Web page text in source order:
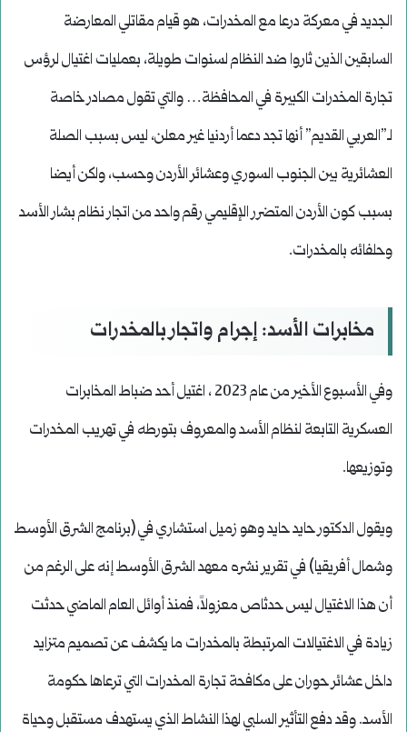
الجديد في معركة درعا مع المخدرات، هو قيام مقاتلي المعارضة
السابقين الذين ثاروا ضد النظام لسنوات طويلة، بعمليات اغتيال لرؤس
تجارة المخدرات الكبيرة في المحافظة… والتي تقول مصادر خاصة
لـ”العربي القديم” أنها تجد دعما أردنيا غير معلن، ليس بسبب الصلة
العشائرية بين الجنوب السوري وعشائر الأردن وحسب، ولكن أيضا
بسبب كون الأردن المتضرر الإقليمي رقم واحد من اتجار نظام بشار الأسد
وحلفائه بالمخدرات.
مخابرات الأسد: إجرام واتجار بالمخدرات
وفي الأسبوع الأخير من عام 2023 ، اغتيل أحد ضباط المخابرات
العسكرية التابعة لنظام الأسد والمعروف بتورطه في تهريب المخدرات
وتوزيعها.
ويقول الدكتور حايد حايد وهو زميل استشاري في (برنامج الشرق الأوسط
وشمال أفريقيا) في تقرير نشره معهد الشرق الأوسط إنه على الرغم من
أن هذا الاغتيال ليس حدثاص معزولاً، فمنذ أوائل العام الماضي حدثت
زيادة في الاغتيالات المرتبطة بالمخدرات ما يكشف عن تصميم متزايد
داخل عشائر حوران على مكافحة تجارة المخدرات التي ترعاها حكومة
الأسد. وقد دفع التأثير السلبي لهذا النشاط الذي يستهدف مستقبل وحياة